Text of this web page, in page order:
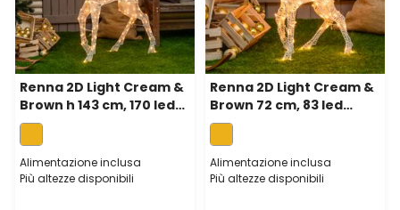
Renna 2D Light Cream &
Brown h 143 cm, 170 led
bianco extra caldo
Alimentazione inclusa
Più altezze disponibili
Renna 2D Light Cream &
Brown 72 cm, 83 led
bianco extra caldo
Alimentazione inclusa
Più altezze disponibili